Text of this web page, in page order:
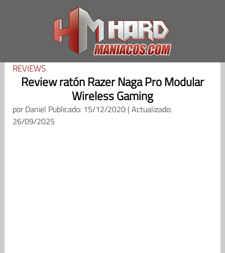
REVIEWS
Review ratón Razer Naga Pro Modular
Wireless Gaming
porDaniel Publicado: 15/12/2020 | Actualizado:
26/09/2025